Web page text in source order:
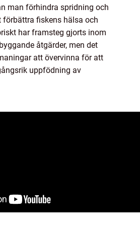
man förhindra spridning och
fiskens hälsa och
har framsteg gjorts inom
åtgärder, men det
att övervinna för att
uppfödning av